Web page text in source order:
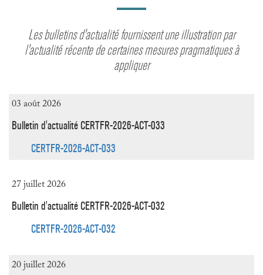
Les bulletins d'actualité fournissent une illustration par
l'actualité récente de certaines mesures pragmatiques à
appliquer
03 août 2026
CERTFR-2026-ACT-033
Bulletin d'actualité CERTFR-2026-ACT-033
27 juillet 2026
CERTFR-2026-ACT-032
Bulletin d'actualité CERTFR-2026-ACT-032
20 juillet 2026